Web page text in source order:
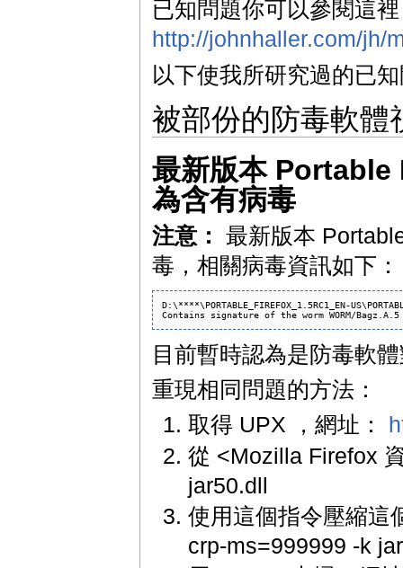
已知問題你可以參閱這
http://johnhaller.com/jh/
以下使我所研究過的已
被部份的防毒軟體
最新版本
為含有病毒
注意：
最新版本
毒，相關病毒資訊如下：
D:\****\PORTABLE_FIREFOX_1.5RC1_EN-
Contains signature of the worm WORM/Bagz.A.5
目前暫時認為是防毒軟
重現相同問題的方法：
取得 UPX ，網址：
從 <Mozilla Firefox
jar50.dll
使用這個指令壓縮這
crp-ms=999999 -k